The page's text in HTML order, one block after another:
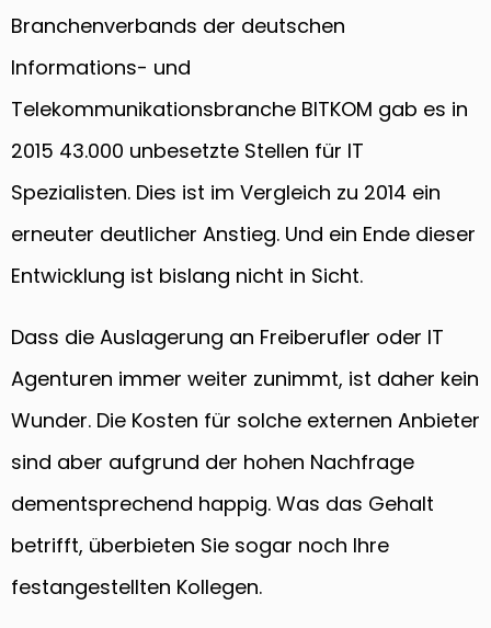
Branchenverbands der deutschen
Informations- und
Telekommunikationsbranche BITKOM gab es in
2015 43.000 unbesetzte Stellen für IT
Spezialisten. Dies ist im Vergleich zu 2014 ein
erneuter deutlicher Anstieg. Und ein Ende dieser
Entwicklung ist bislang nicht in Sicht.
Dass die Auslagerung an Freiberufler oder IT
Agenturen immer weiter zunimmt, ist daher kein
Wunder. Die Kosten für solche externen Anbieter
sind aber aufgrund der hohen Nachfrage
dementsprechend happig. Was das Gehalt
betrifft, überbieten Sie sogar noch Ihre
festangestellten Kollegen.